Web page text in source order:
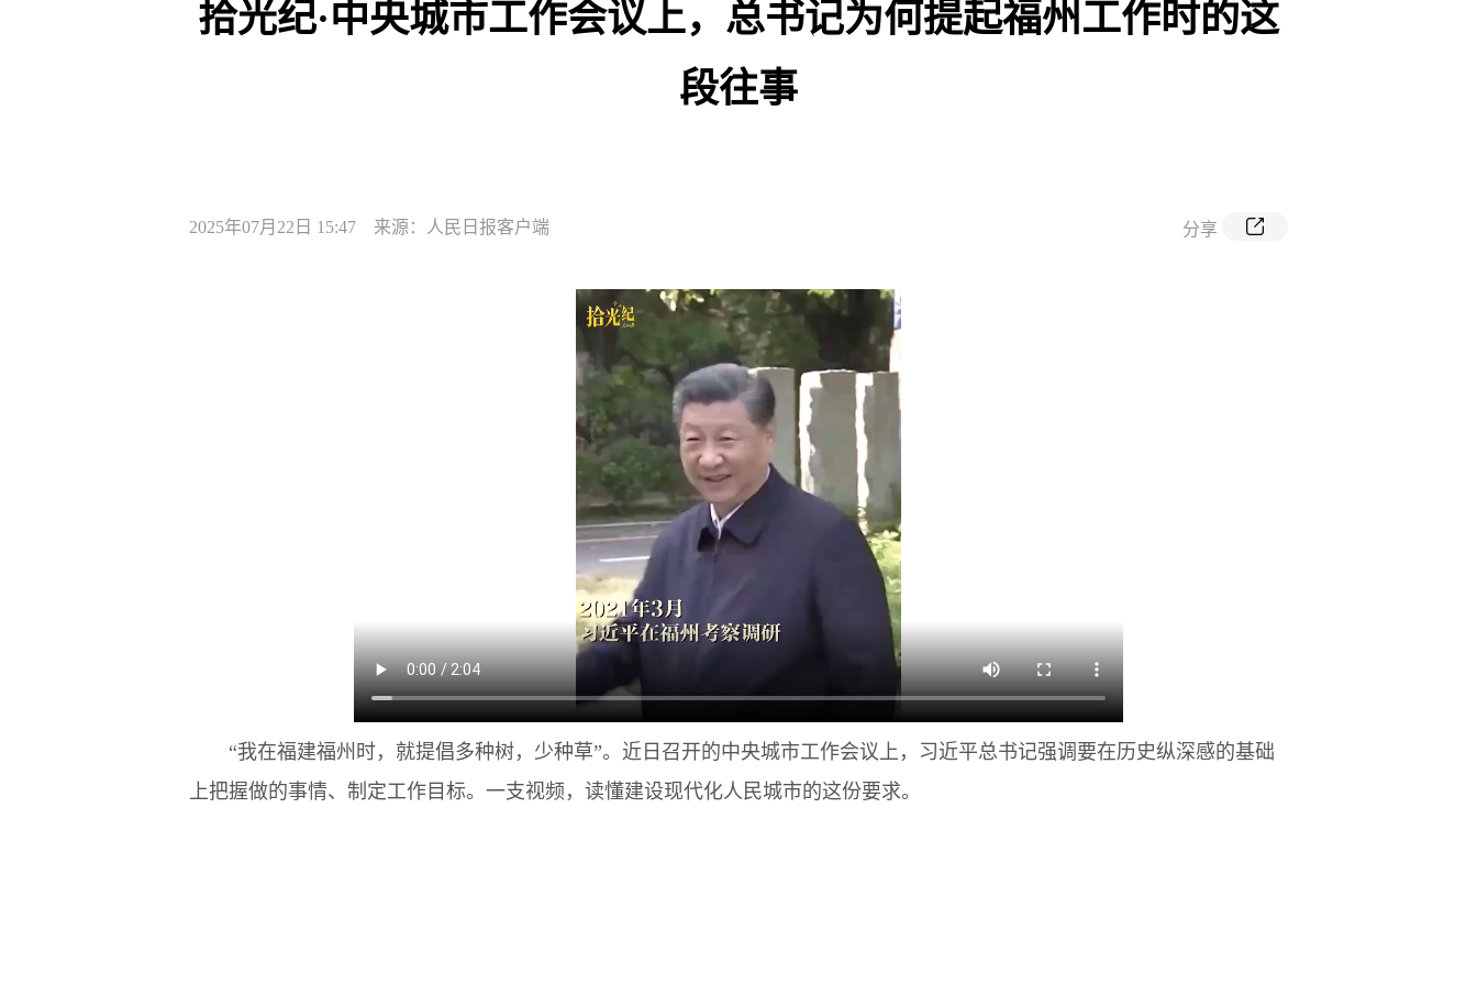
拾光纪·中央城市工作会议上，总书记为何提起福州工作时的这
段往事
2025年07月22日 15:47 来源：人民日报客户端 分享
“我在福建福州时，就提倡多种树，少种草”。近日召开的中央城市工作会议上，习近平总书记强调要在历史纵深感的基础
上把握做的事情、制定工作目标。一支视频，读懂建设现代化人民城市的这份要求。